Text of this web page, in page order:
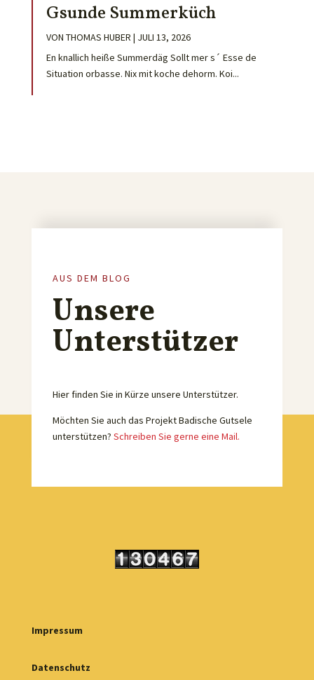
Gsunde Summerküch
VON THOMAS HUBER | JULI 13, 2026
En knallich heiße Summerdäg Sollt mer s´ Esse de
Situation orbasse. Nix mit koche dehorm. Koi...
AUS DEM BLOG
Unsere
Unterstützer
Hier finden Sie in Kürze unsere Unterstützer.
Möchten Sie auch das Projekt Badische Gutsele
unterstützen? Schreiben Sie gerne eine Mail.
Impressum
Datenschutz